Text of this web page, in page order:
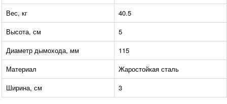
Вес, кг
40.5
Высота, см
5
Диаметр дымохода, мм
115
Материал
Жаростойкая сталь
Ширина, см
3